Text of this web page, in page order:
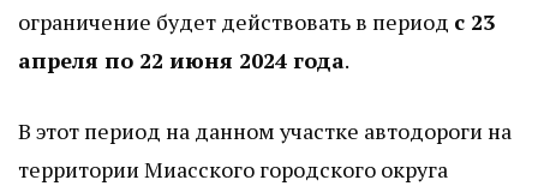
ограничение будет действовать в период с 23
апреля по 22 июня 2024 года.
В этот период на данном участке автодороги на
территории Миасского городского округа